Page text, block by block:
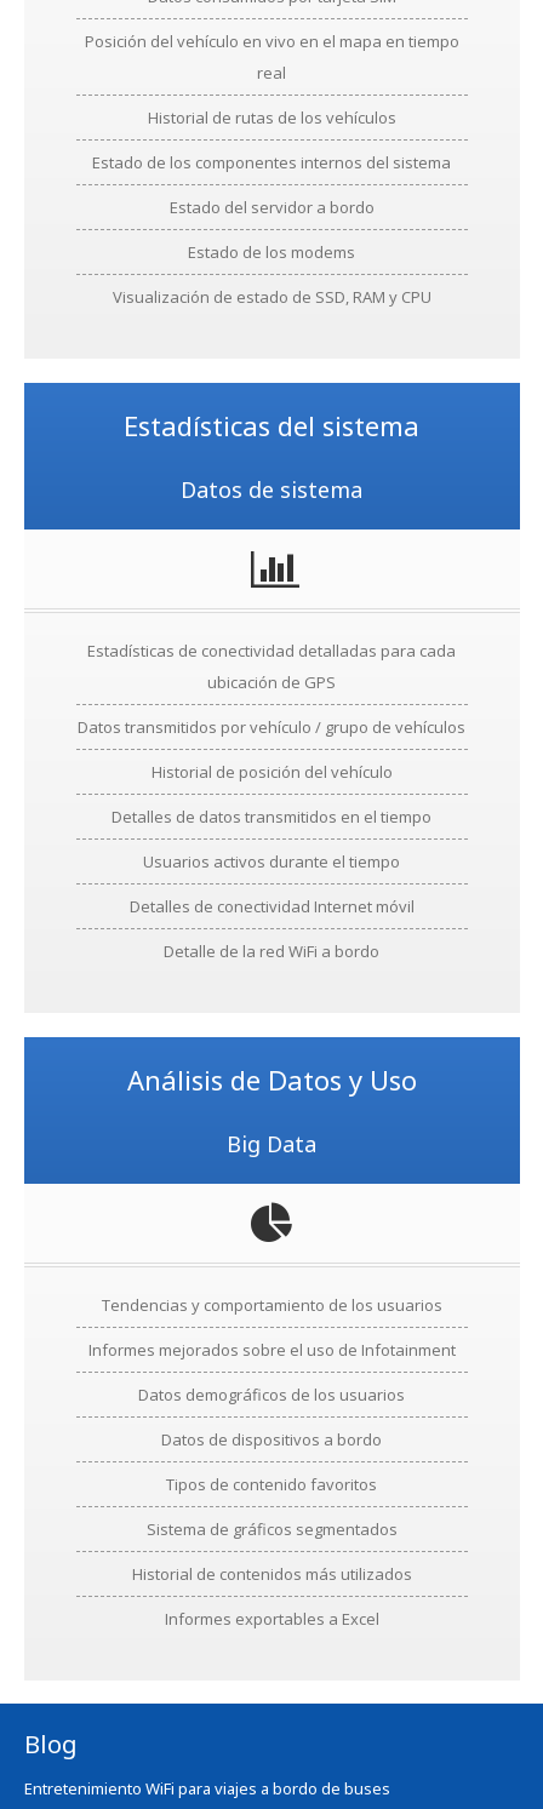
Posición del vehículo en vivo en el mapa en tiempo
real
Historial de rutas de los vehículos
Estado de los componentes internos del sistema
Estado del servidor a bordo
Estado de los modems
Visualización de estado de SSD, RAM y CPU
Estadísticas del sistema
Datos de sistema
Estadísticas de conectividad detalladas para cada
ubicación de GPS
Datos transmitidos por vehículo / grupo de vehículos
Historial de posición del vehículo
Detalles de datos transmitidos en el tiempo
Usuarios activos durante el tiempo
Detalles de conectividad Internet móvil
Detalle de la red WiFi a bordo
Análisis de Datos y Uso
Big Data
Tendencias y comportamiento de los usuarios
Informes mejorados sobre el uso de Infotainment
Datos demográficos de los usuarios
Datos de dispositivos a bordo
Tipos de contenido favoritos
Sistema de gráficos segmentados
Historial de contenidos más utilizados
Informes exportables a Excel
Blog
Entretenimiento WiFi para viajes a bordo de buses